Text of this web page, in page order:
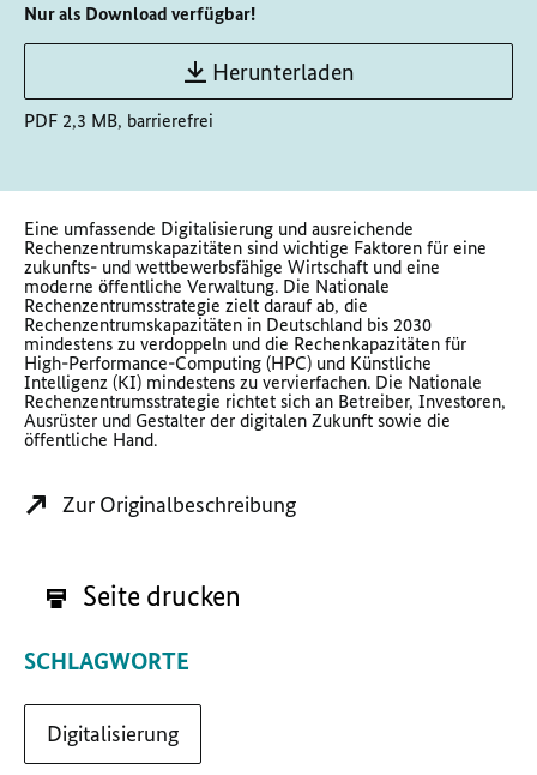
Nur als Download verfügbar!
Herunterladen
PDF 2,3 MB, barrierefrei
Eine umfassende Digitalisierung und ausreichende
Rechenzentrumskapazitäten sind wichtige Faktoren für eine
zukunfts- und wettbewerbsfähige Wirtschaft und eine
moderne öffentliche Verwaltung. Die Nationale
Rechenzentrumsstrategie zielt darauf ab, die
Rechenzentrumskapazitäten in Deutschland bis 2030
mindestens zu verdoppeln und die Rechenkapazitäten für
High-Performance-Computing (HPC) und Künstliche
Intelligenz (KI) mindestens zu vervierfachen. Die Nationale
Rechenzentrumsstrategie richtet sich an Betreiber, Investoren,
Ausrüster und Gestalter der digitalen Zukunft sowie die
öffentliche Hand.
Zur Originalbeschreibung
Seite drucken
SCHLAGWORTE
Digitalisierung